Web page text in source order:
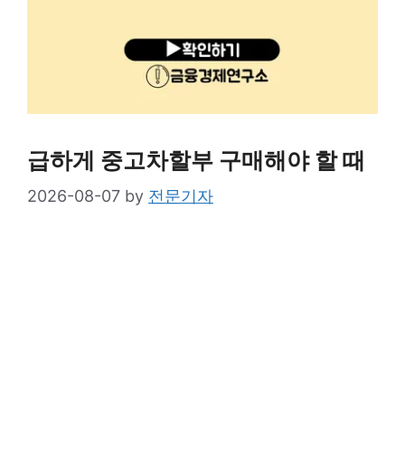
급하게 중고차할부 구매해야 할 때
2026-08-07 by 전문기자